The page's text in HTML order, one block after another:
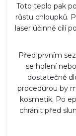
Toto teplo pak
růstu chloupků.
laser účinně cílí
Před prvním
se holení
dostatečně
procedurou by
kosmetik. Po
chránit před